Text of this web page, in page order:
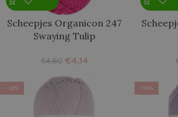
Scheepjes Organicon 247
Swaying Tulip
€4,60 €4,14
-10% -10%